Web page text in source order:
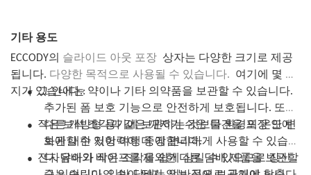
수 있습니다. 지금 바로 현명한 선택을 하여 전자담배 포장을 어린이
보호용 봉투로 교체하고 더욱 안전하고 안심할 수 있는 미래를 만들
어 가십시오.
어린이 보호 및 어린이 안전 포장의 이점
어린이 보호 포장의 이점은 단순한 편의성을 넘어 어린이의 안전을
지키고 불필요한 사고를 예방하는 데 매우 중요합니다. 제품 설계에
이러한 안전 기능을 통합함으로써 제조업체는 어린이의 중독, 부상
및 기타 유해 사고 위험을 줄일 수 있습니다.
어린이 보호 포장의 주요 이점 중 하나는 어린이가 잠재적으로 위험
한 물질에 접근하는 것을 막는다는 것입니다. 어린이가 스스로 포장
을 열기 어렵거나 불가능하게 만듦으로써, 이러한 안전 기능은 어린
이와 유해 제품 사이에 장벽을 만들어 우발적인 섭취나 노출 가능성
을 줄입니다.
기타 용도
ECCODY의 슬라이드 아웃 포장 상자는 다양한 크기로 제공
됩니다. 다양한 목적으로 사용될 수 있습니다.
여기에 몇 가
지가 있습니다.:
● 그 안에는 약이나 기타 의약품을 보관할 수 있습니다.
추가된 폼 보호 기능으로 안전하게 보호됩니다. 또한
다른 개방형 용기에 보관하는 것보다 환경의 온도 변
화에 대한 저항력이 더 강합니다.
● 작은 보석 조각과 같은 깨지기 쉬운 물건을 포장 안에
보관할 수 있어 여행 중에 편리하게 사용할 수 있습니
다. 유아가 작은 조각을 쉽게 삼킬 수 있으므로 장신
● 전자담배와 베이프를 제외한 다른 담배 제품을 보관할